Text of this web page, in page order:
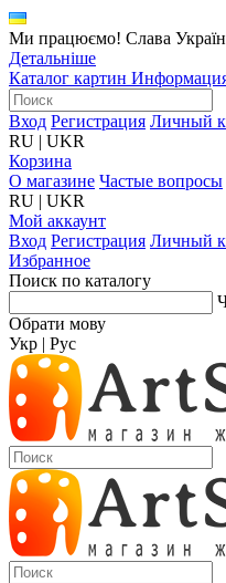
Ми працюємо! Слава
Детальніше
Каталог картин
Вход Регистрация Личный
RU | UKR
Корзина
О магазине Частые вопросы
RU | UKR
Мой аккаунт
Вход Регистрация Личный
Избранное
Поиск по каталогу
Обрати мову
Укр | Рус